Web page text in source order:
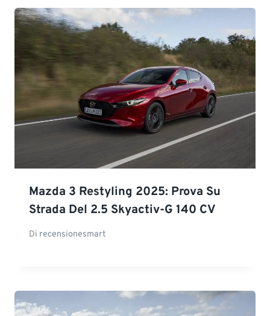
Mazda 3 Restyling 2025: Prova Su
Strada Del 2.5 Skyactiv-G 140 CV
Di recensionesmart